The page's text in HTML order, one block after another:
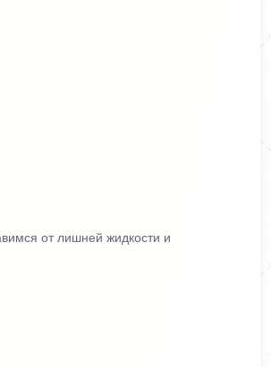
от лишней жидкости и